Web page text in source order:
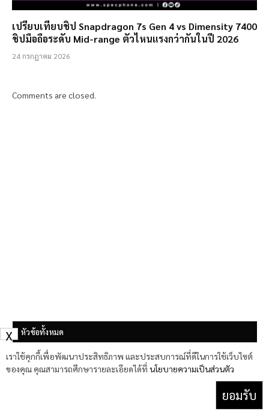
เปรียบเทียบชิป Snapdragon 7s Gen 4 vs Dimensity 7400
ชิปมือถือระดับ Mid-range ตัวไหนแรงกว่ากันในปี 2026
24 กรกฎาคม 2026
Comments are closed.
หัวข้อทั้งหมด
ส่อง 5 จุดอัปเกรดของสมาร์ทโฟนเรือธง
เราใช้คุกกี้เพื่อพัฒนาประสิทธิภาพ และประสบการณ์ที่ดีในการใช้เว็บไซต์
ของคุณ คุณสามารถศึกษารายละเอียดได้ที่ นโยบายความเป็นส่วนตัว
ยอมรับ
X